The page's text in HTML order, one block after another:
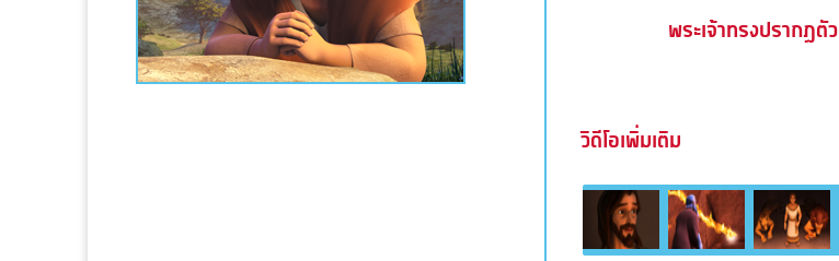
พระเจ้าทรงปรากฏตัว
วิดีโอเพิ่มเติม